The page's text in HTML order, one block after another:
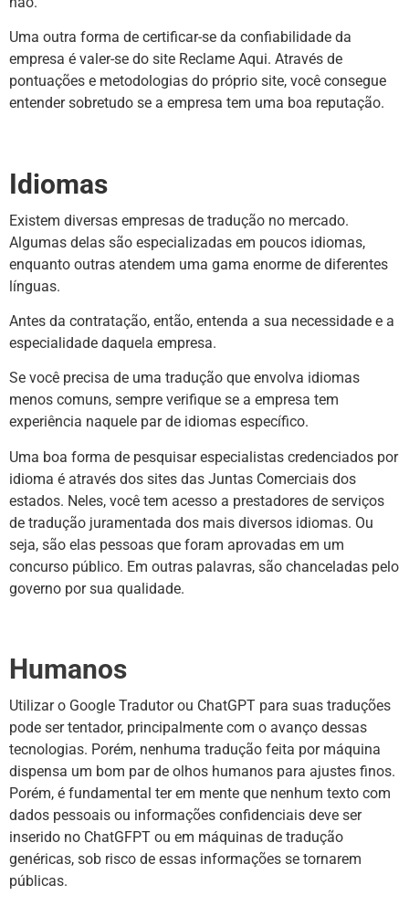
Uma outra forma de certificar-se da confiabilidade da
empresa é valer-se do site Reclame Aqui. Através de
pontuações e metodologias do próprio site, você consegue
entender sobretudo se a empresa tem uma boa reputação.
Idiomas
Existem diversas empresas de tradução no mercado.
Algumas delas são especializadas em poucos idiomas,
enquanto outras atendem uma gama enorme de diferentes
línguas.
Antes da contratação, então, entenda a sua necessidade e a
especialidade daquela empresa.
Se você precisa de uma tradução que envolva idiomas
menos comuns, sempre verifique se a empresa tem
experiência naquele par de idiomas específico.
Uma boa forma de pesquisar especialistas credenciados por
idioma é através dos sites das Juntas Comerciais dos
estados. Neles, você tem acesso a prestadores de serviços
de tradução juramentada dos mais diversos idiomas. Ou
seja, são elas pessoas que foram aprovadas em um
concurso público. Em outras palavras, são chanceladas pelo
governo por sua qualidade.
Humanos
Utilizar o Google Tradutor ou ChatGPT para suas traduções
pode ser tentador, principalmente com o avanço dessas
tecnologias. Porém, nenhuma tradução feita por máquina
dispensa um bom par de olhos humanos para ajustes finos.
Porém, é fundamental ter em mente que nenhum texto com
dados pessoais ou informações confidenciais deve ser
inserido no ChatGFPT ou em máquinas de tradução
genéricas, sob risco de essas informações se tornarem
públicas.